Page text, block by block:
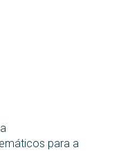
para a